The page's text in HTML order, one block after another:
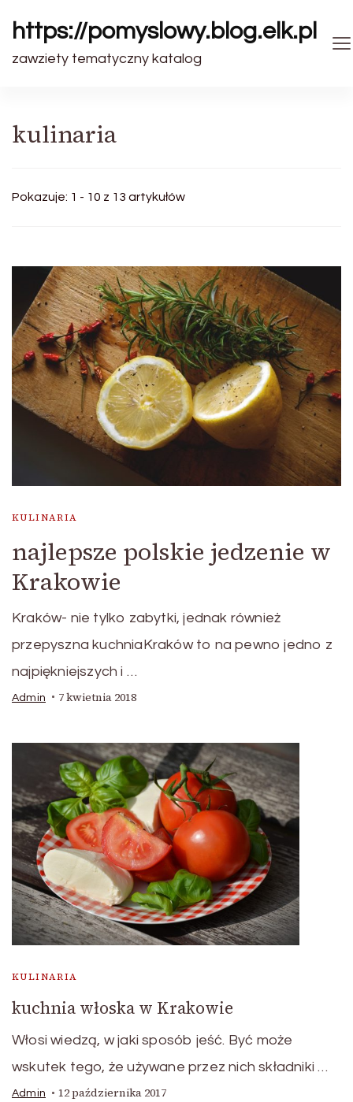
https://pomyslowy.blog.elk.pl
zawziety tematyczny katalog
kulinaria
Pokazuje: 1 - 10 z 13 artykułów
KULINARIA
najlepsze polskie jedzenie w
Krakowie
Kraków- nie tylko zabytki, jednak również
przepyszna kuchniaKraków to na pewno jedno z
najpiękniejszych i …
Admin 7 kwietnia 2018
KULINARIA
kuchnia włoska w Krakowie
Włosi wiedzą, w jaki sposób jeść. Być może
wskutek tego, że używane przez nich składniki …
Admin 12 października 2017